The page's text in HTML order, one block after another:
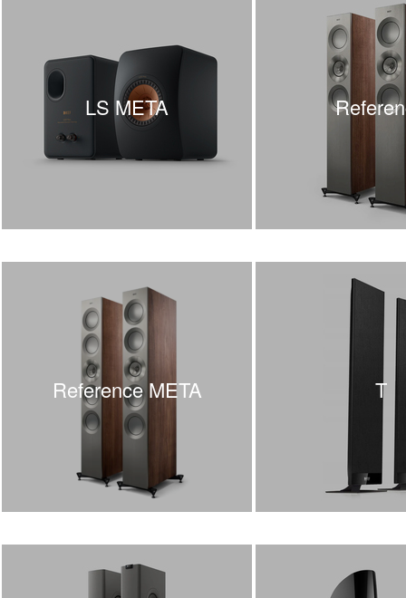
LS META
Reference META T